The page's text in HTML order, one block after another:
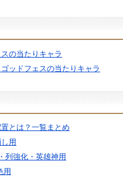
の当たりキャラ
ッドフェスの当たりキャラ
とは？一覧まとめ
用
列強化・英雄神用
用